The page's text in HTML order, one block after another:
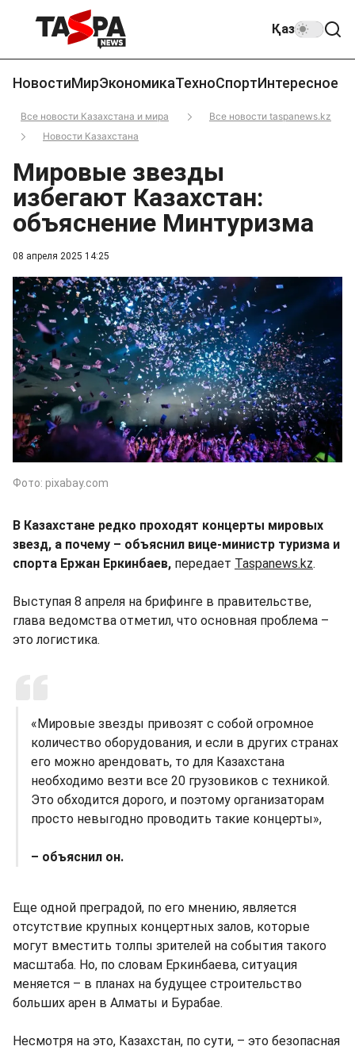
Қаз
НовостиМирЭкономикаТехноСпортИнтересное
Все новости Казахстана и мира
Все новости taspanews.kz
Новости Казахстана
08 апреля 2025 14:25
Мировые звезды
избегают Казахстан:
объяснение Минтуризма
Фото: pixabay.com
В Казахстане редко проходят концерты мировых
звезд, а почему – объяснил вице-министр туризма и
спорта Ержан Еркинбаев, передает Taspanews.kz.
Выступая 8 апреля на брифинге в правительстве,
глава ведомства отметил, что основная проблема –
это логистика.
«Мировые звезды привозят с собой огромное
количество оборудования, и если в других странах
его можно арендовать, то для Казахстана
необходимо везти все 20 грузовиков с техникой.
Это обходится дорого, и поэтому организаторам
просто невыгодно проводить такие концерты»,
– объяснил он.
Еще одной преградой, по его мнению, является
отсутствие крупных концертных залов, которые
могут вместить толпы зрителей на события такого
масштаба. Но, по словам Еркинбаева, ситуация
меняется – в планах на будущее строительство
больших арен в Алматы и Бурабае.
Несмотря на это, Казахстан, по сути, – это безопасная